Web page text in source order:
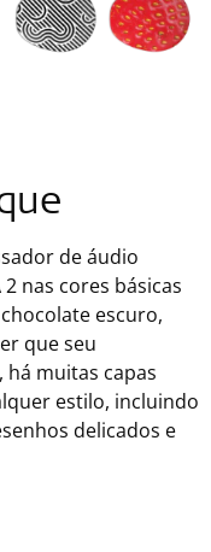
de áudio
nas cores básicas
escuro,
que seu
muitas capas
estilo, incluindo
delicados e